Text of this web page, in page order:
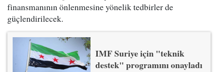
finansmanının önlenmesine yönelik tedbirler de
güçlendirilecek.
IMF Suriye için "teknik
destek" programını onayladı